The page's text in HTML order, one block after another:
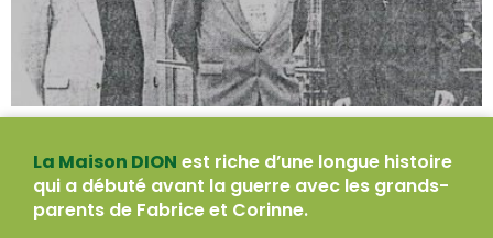
La Maison DION est riche d’une longue histoire
qui a débuté avant la guerre avec les grands-
parents de Fabrice et Corinne.